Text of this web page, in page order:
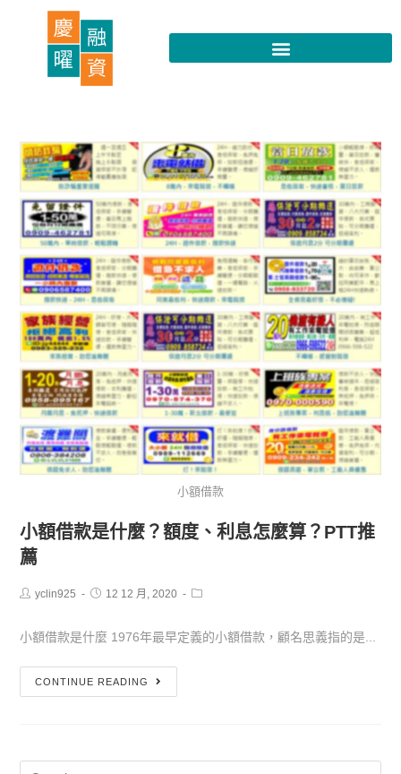
小額借款
小額借款是什麼？額度、利息怎麼算？PTT推
薦
yclin925 12 12 月, 2020
小額借款是什麼 1976年最早定義的小額借款，顧名思義指的是...
CONTINUE READING